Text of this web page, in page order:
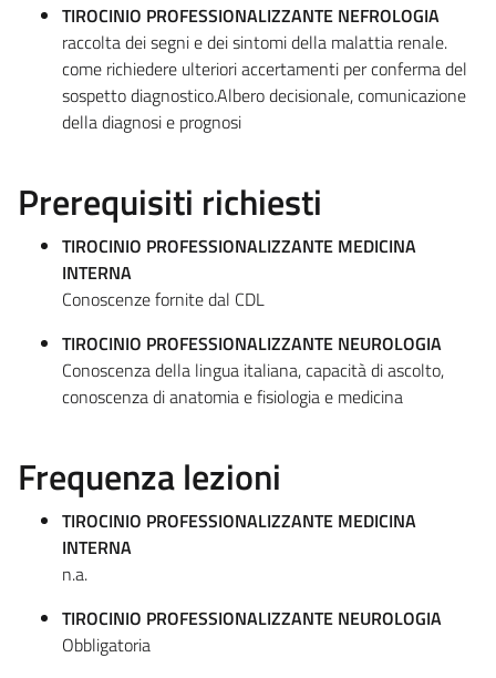
TIROCINIO PROFESSIONALIZZANTE NEFROLOGIA
raccolta dei segni e dei sintomi della malattia renale.
come richiedere ulteriori accertamenti per conferma del
sospetto diagnostico.Albero decisionale, comunicazione
della diagnosi e prognosi
Prerequisiti richiesti
TIROCINIO PROFESSIONALIZZANTE MEDICINA
INTERNA
Conoscenze fornite dal CDL
TIROCINIO PROFESSIONALIZZANTE NEUROLOGIA
Conoscenza della lingua italiana, capacità di ascolto,
conoscenza di anatomia e fisiologia e medicina
Frequenza lezioni
TIROCINIO PROFESSIONALIZZANTE MEDICINA
INTERNA
n.a.
TIROCINIO PROFESSIONALIZZANTE NEUROLOGIA
Obbligatoria